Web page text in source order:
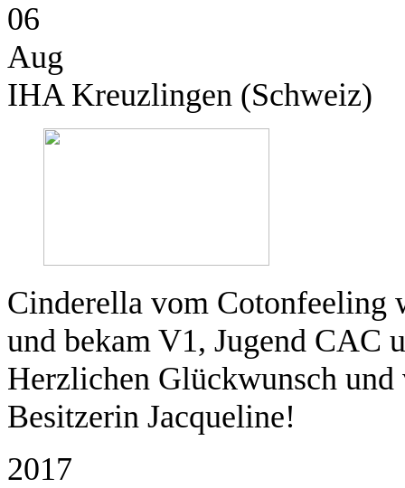
06
Aug
IHA Kreuzlingen (Schweiz)
Cinderella vom Cotonfeeling
und bekam V1, Jugend CAC
Herzlichen Glückwunsch
Besitzerin Jacqueline!
2017